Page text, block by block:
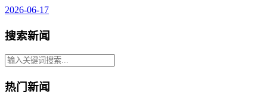
2026-06-17
搜索新闻
热门新闻